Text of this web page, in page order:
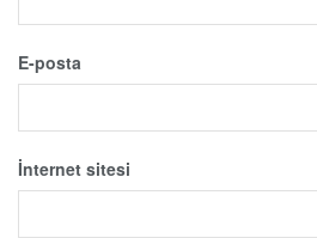
E-posta
İnternet sitesi